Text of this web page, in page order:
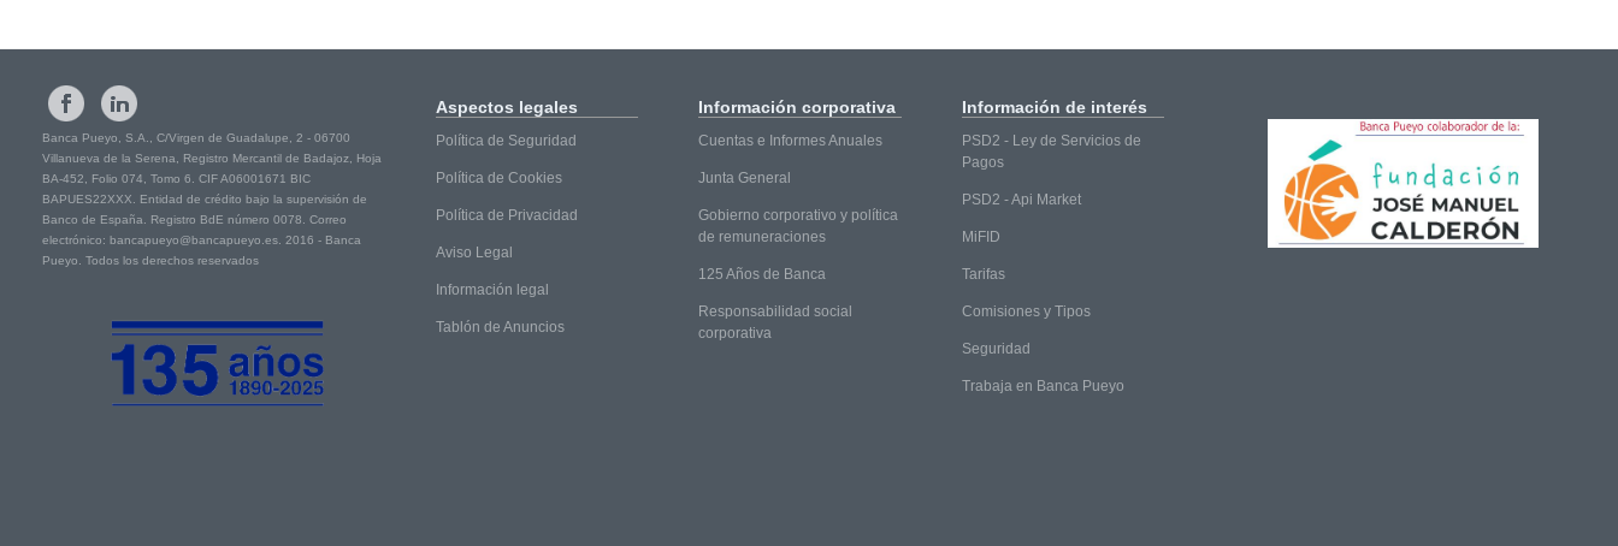
Banca Pueyo, S.A., C/Virgen de Guadalupe, 2 - 06700
Villanueva de la Serena, Registro Mercantil de Badajoz, Hoja
BA-452, Folio 074, Tomo 6. CIF A06001671 BIC
BAPUES22XXX. Entidad de crédito bajo la supervisión de
Banco de España. Registro BdE número 0078. Correo
electrónico: bancapueyo@bancapueyo.es. 2016 - Banca
Pueyo. Todos los derechos reservados
Aspectos legales
Política de Seguridad
Política de Cookies
Política de Privacidad
Aviso Legal
Información legal
Tablón de Anuncios
Información corporativa
Cuentas e Informes Anuales
Junta General
Gobierno corporativo y política
de remuneraciones
125 Años de Banca
Responsabilidad social
corporativa
Información de interés
PSD2 - Ley de Servicios de
Pagos
PSD2 - Api Market
MiFID
Tarifas
Comisiones y Tipos
Seguridad
Trabaja en Banca Pueyo